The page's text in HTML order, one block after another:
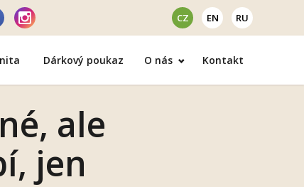
CZ EN RU
Dárkový poukaz O nás Kontakt
ale
jen